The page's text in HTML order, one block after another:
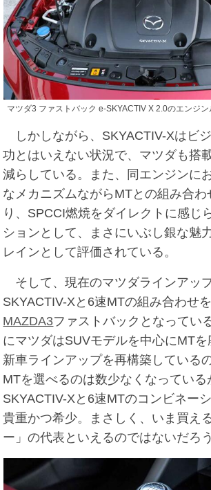
マツダ3 ファストバック e-SKYACTIV X 2.0のエンジン
しかしながら、SKYACTIV-Xはビ
功とはいえない状況で、マツダも搭
減らしている。また、同エンジンに
なメカニズムながらMTとの組み合わ
り、SPCCI燃焼をダイレクトに感じ
ションとして、まさにいぶし銀な魅
レインとして評価されている。
そして、現在のマツダラインアッ
SKYACTIV-Xと6速MTの組み合わせ
MAZDA3ファストバックとなってい
にマツダはSUVモデルを中心にMT
新車ラインアップを再構築している
MTを選べるのは数少なくなっている
SKYACTIV-Xと6速MTのコンビネー
貴重かつ希少。まさしく、いま買え
ー」の代表といえるのではないだろう